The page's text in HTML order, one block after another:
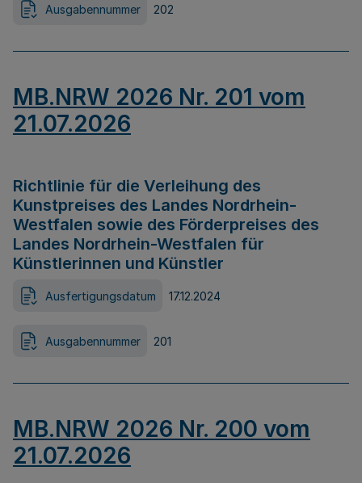
Ausgabennummer 202
MB.NRW 2026 Nr. 201 vom
21.07.2026
Richtlinie für die Verleihung des
Kunstpreises des Landes Nordrhein-
Westfalen sowie des Förderpreises des
Landes Nordrhein-Westfalen für
Künstlerinnen und Künstler
Ausfertigungsdatum 17.12.2024
Ausgabennummer 201
MB.NRW 2026 Nr. 200 vom
21.07.2026